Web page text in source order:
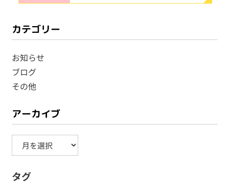
カテゴリー
お知らせ
ブログ
その他
アーカイブ
ー
カ
タグ